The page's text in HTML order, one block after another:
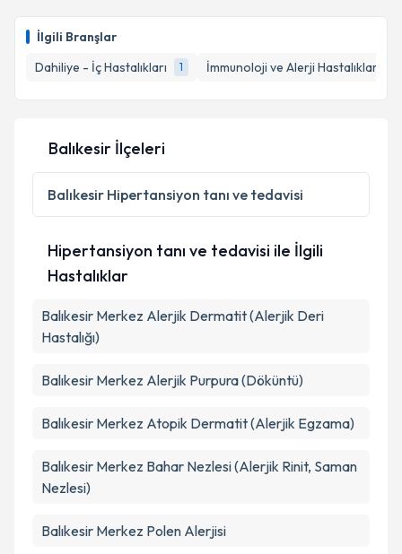
İlgili Branşlar
Dahiliye - İç Hastalıkları
1 İmmunoloji ve Alerji Hastalıkları
Balıkesir İlçeleri
Balıkesir Hipertansiyon tanı ve tedavisi
Hipertansiyon tanı ve tedavisi ile İlgili
Hastalıklar
Balıkesir Merkez Alerjik Dermatit (Alerjik Deri
Hastalığı)
Balıkesir Merkez Alerjik Purpura (Döküntü)
Balıkesir Merkez Atopik Dermatit (Alerjik Egzama)
Balıkesir Merkez Bahar Nezlesi (Alerjik Rinit, Saman
Nezlesi)
Balıkesir Merkez Polen Alerjisi